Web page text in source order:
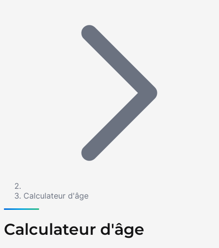
Calculateur d'âge
Calculateur d'âge